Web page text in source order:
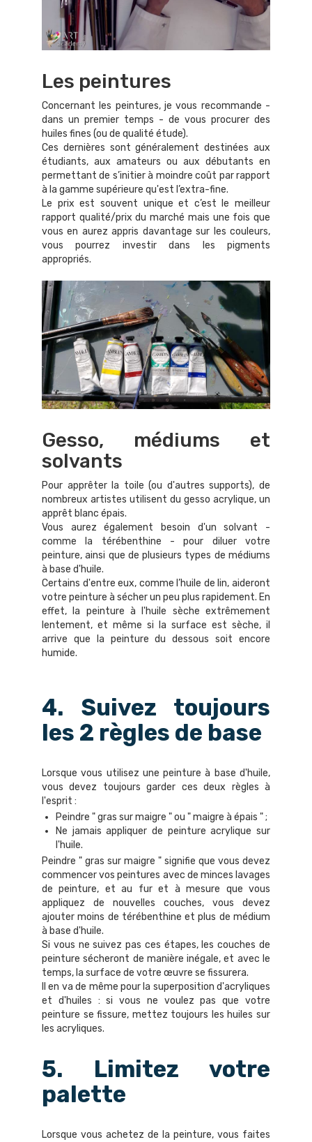
Les peintures
Concernant les peintures, je vous recommande -
dans un premier temps - de vous procurer des
huiles fines (ou de qualité étude).
Ces dernières sont généralement destinées aux
étudiants, aux amateurs ou aux débutants en
permettant de s’initier à moindre coût par rapport
à la gamme supérieure qu'est l’extra-fine.
Le prix est souvent unique et c’est le meilleur
rapport qualité/prix du marché mais une fois que
vous en aurez appris davantage sur les couleurs,
vous pourrez investir dans les pigments
appropriés.
Gesso, médiums et
solvants
Pour apprêter la toile (ou d'autres supports), de
nombreux artistes utilisent du gesso acrylique, un
apprêt blanc épais.
Vous aurez également besoin d'un solvant -
comme la térébenthine - pour diluer votre
peinture, ainsi que de plusieurs types de médiums
à base d'huile.
Certains d'entre eux, comme l’huile de lin, aideront
votre peinture à sécher un peu plus rapidement. En
effet, la peinture à l'huile sèche extrêmement
lentement, et même si la surface est sèche, il
arrive que la peinture du dessous soit encore
humide.
4. Suivez toujours
les 2 règles de base
Lorsque vous utilisez une peinture à base d'huile,
vous devez toujours garder ces deux règles à
l'esprit :
Peindre " gras sur maigre " ou " maigre à épais " ;
Ne jamais appliquer de peinture acrylique sur
l'huile.
Peindre " gras sur maigre " signifie que vous devez
commencer vos peintures avec de minces lavages
de peinture, et au fur et à mesure que vous
appliquez de nouvelles couches, vous devez
ajouter moins de térébenthine et plus de médium
à base d'huile.
Si vous ne suivez pas ces étapes, les couches de
peinture sécheront de manière inégale, et avec le
temps, la surface de votre œuvre se fissurera.
Il en va de même pour la superposition d'acryliques
et d'huiles : si vous ne voulez pas que votre
peinture se fissure, mettez toujours les huiles sur
les acryliques.
5. Limitez votre
palette
Lorsque vous achetez de la peinture, vous faites